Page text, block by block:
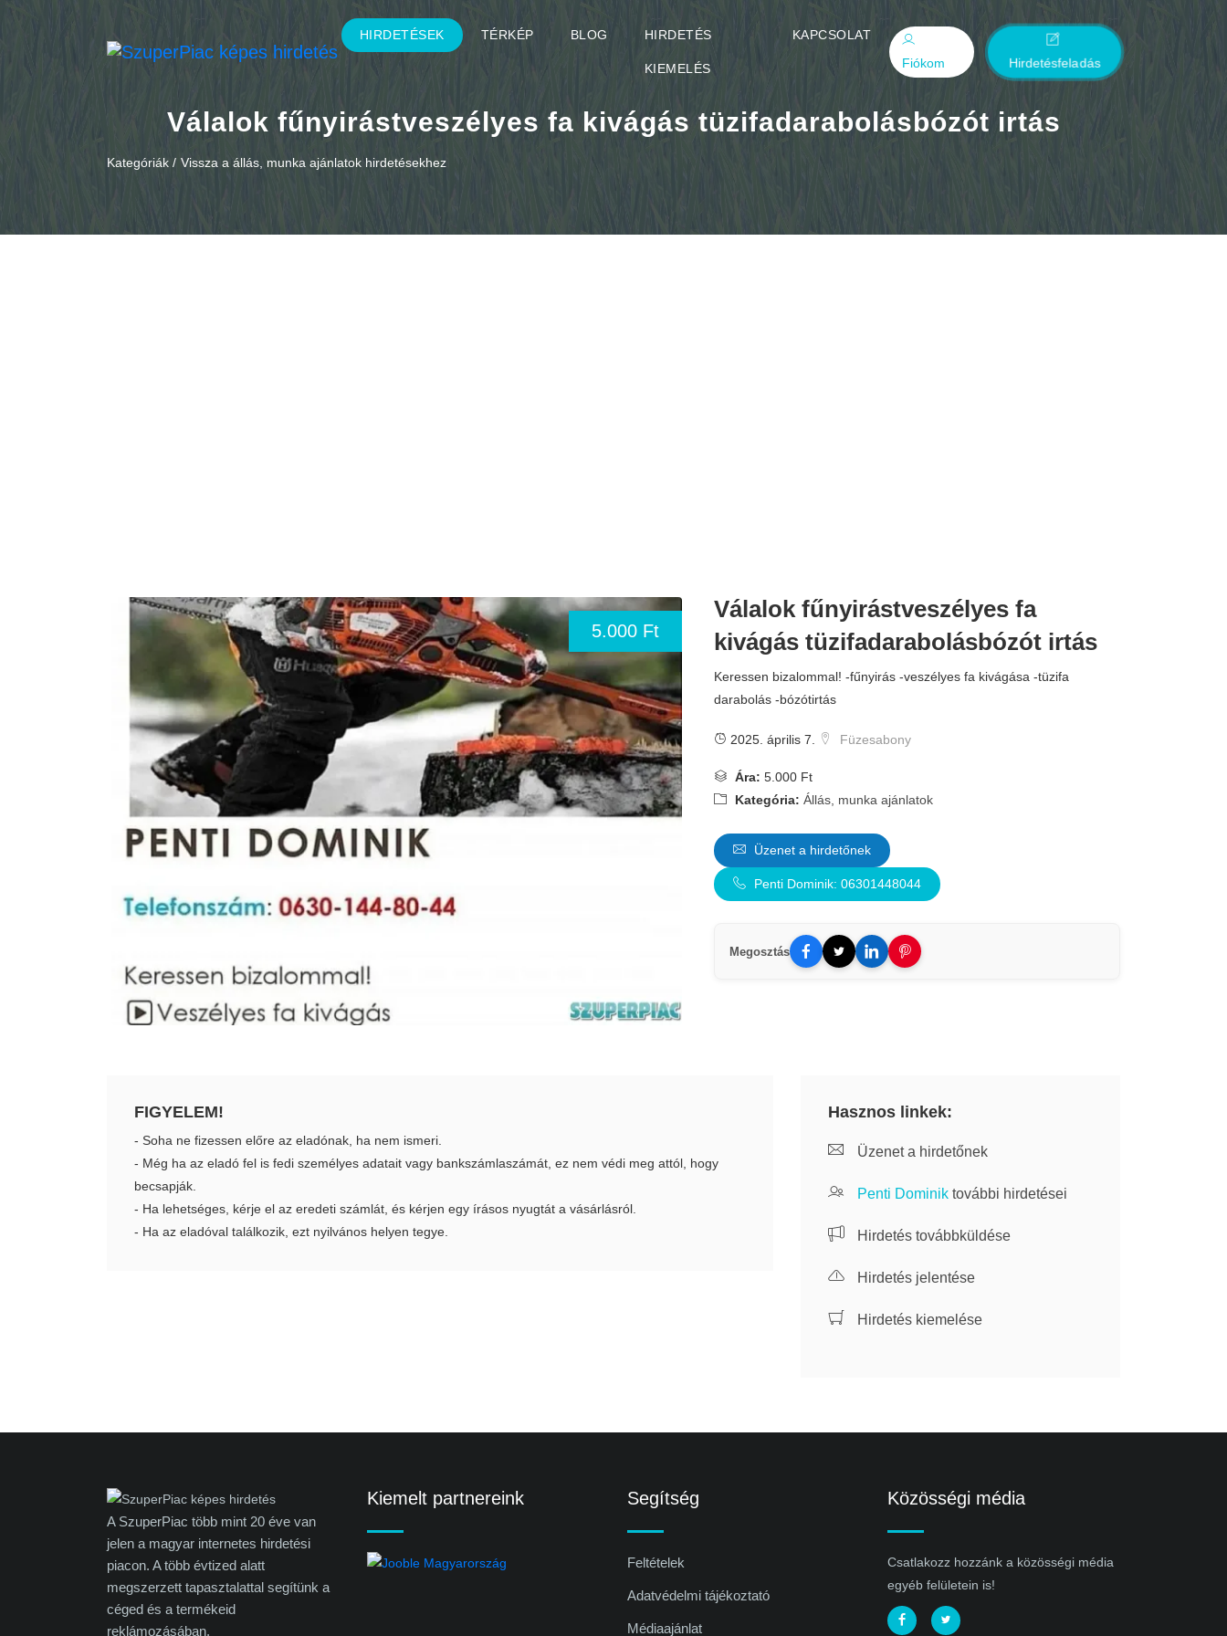
HIRDETÉSEK TÉRKÉP BLOG HIRDETÉS
KIEMELÉS
KAPCSOLAT
Fiókom
Hirdetésfeladás
Válalok fűnyirástveszélyes fa kivágás tüzifadarabolásbózót irtás
Kategóriák / Vissza a állás, munka ajánlatok hirdetésekhez
5.000 Ft
Válalok fűnyirástveszélyes fa
kivágás tüzifadarabolásbózót irtás
Keressen bizalommal! -fűnyirás -veszélyes fa kivágása -tüzifa
darabolás -bózótirtás
2025. április 7. Füzesabony
Ára: 5.000 Ft
Kategória: Állás, munka ajánlatok
Üzenet a hirdetőnek
Penti Dominik: 06301448044
Megosztás
FIGYELEM!
- Soha ne fizessen előre az eladónak, ha nem ismeri.
- Még ha az eladó fel is fedi személyes adatait vagy bankszámlaszámát, ez nem védi meg attól, hogy
becsapják.
- Ha lehetséges, kérje el az eredeti számlát, és kérjen egy írásos nyugtát a vásárlásról.
- Ha az eladóval találkozik, ezt nyilvános helyen tegye.
Hasznos linkek:
Üzenet a hirdetőnek
Penti Dominik további hirdetései
Hirdetés továbbküldése
Hirdetés jelentése
Hirdetés kiemelése
A SzuperPiac több mint 20 éve van
jelen a magyar internetes hirdetési
piacon. A több évtized alatt
megszerzett tapasztalattal segítünk a
céged és a termékeid
reklámozásában.
Kiemelt partnereink Segítség
Feltételek
Adatvédelmi tájékoztató
Médiaajánlat
Közösségi média
Csatlakozz hozzánk a közösségi média
egyéb felületein is!